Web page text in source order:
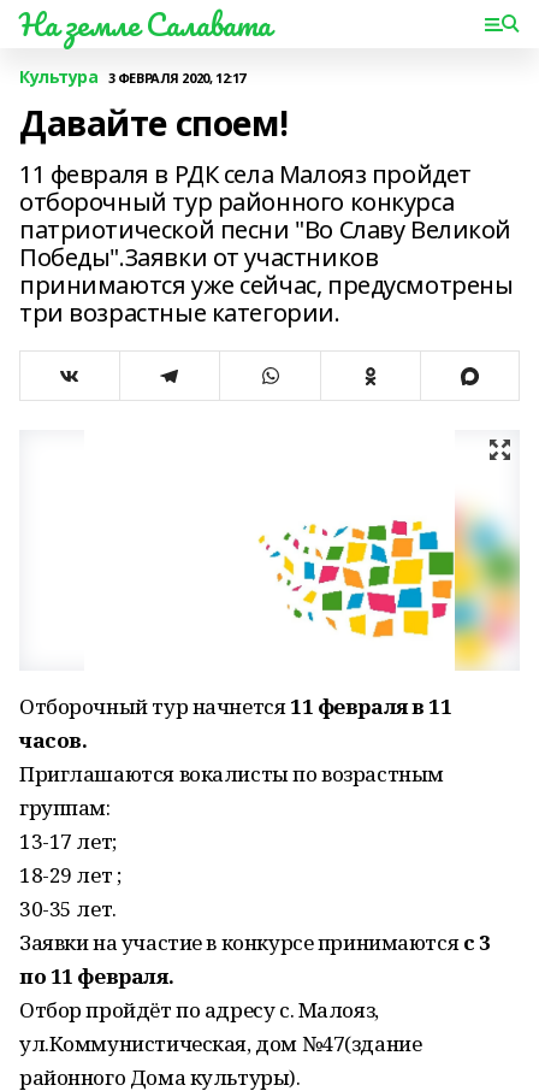
На земле Салавата
Культура 3 ФЕВРАЛЯ 2020, 12:17
Давайте споем!
11 февраля в РДК села Малояз пройдет
отборочный тур районного конкурса
патриотической песни "Во Славу Великой
Победы".Заявки от участников
принимаются уже сейчас, предусмотрены
три возрастные категории.
Отборочный тур начнется11 февраля в 11
часов.
Приглашаются вокалисты по возрастным
группам:
13-17 лет;
18-29 лет ;
30-35 лет.
Заявки на участие в конкурсе принимаютсяс 3
по 11 февраля.
Отбор пройдёт по адресу с. Малояз,
ул.Коммунистическая, дом №47(здание
районного Дома культуры).